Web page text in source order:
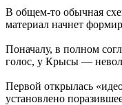
В общем-то обычная
материал начнет
Поначалу, в полном
голос, у Крысы —
Первой открылась
установлено